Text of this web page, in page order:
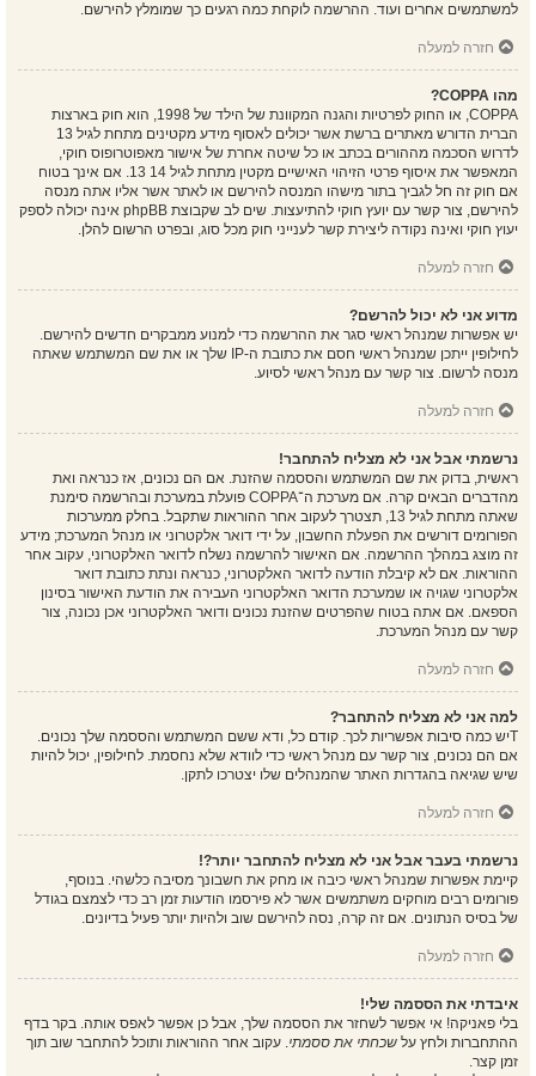
למשתמשים אחרים ועוד. ההרשמה לוקחת כמה רגעים כך שמומלץ להירשם.
חזרה למעלה
מהו COPPA?
COPPA, או החוק לפרטיות והגנה המקוונת של הילד של 1998, הוא חוק בארצות
הברית הדורש מאתרים ברשת אשר יכולים לאסוף מידע מקטינים מתחת לגיל 13
לדרוש הסכמה מההורים בכתב או כל שיטה אחרת של אישור מאפוטרופוס חוקי,
המאפשר את איסוף פרטי הזיהוי האישיים מקטין מתחת לגיל 14 13. אם אינך בטוח
אם חוק זה חל לגביך בתור מישהו המנסה להירשם או לאתר אשר אליו אתה מנסה
להירשם, צור קשר עם יועץ חוקי להתיעצות. שים לב שקבוצת phpBB אינה יכולה לספק
יעוץ חוקי ואינה נקודה ליצירת קשר לענייני חוק מכל סוג, ובפרט הרשום להלן.
חזרה למעלה
מדוע אני לא יכול להרשם?
יש אפשרות שמנהל ראשי סגר את ההרשמה כדי למנוע ממבקרים חדשים להירשם.
לחילופין ייתכן שמנהל ראשי חסם את כתובת ה-IP שלך או את שם המשתמש שאתה
מנסה לרשום. צור קשר עם מנהל ראשי לסיוע.
חזרה למעלה
נרשמתי אבל אני לא מצליח להתחבר!
ראשית, בדוק את שם המשתמש והססמה שהזנת. אם הם נכונים, אז כנראה ואת
מהדברים הבאים קרה. אם מערכת ה־COPPA פועלת במערכת ובהרשמה סימנת
שאתה מתחת לגיל 13, תצטרך לעקוב אחר ההוראות שתקבל. בחלק ממערכות
הפורומים דורשים את הפעלת החשבון, על ידי דואר אלקטרוני או מנהל המערכת; מידע
זה מוצג במהלך ההרשמה. אם האישור להרשמה נשלח לדואר האלקטרוני, עקוב אחר
ההוראות. אם לא קיבלת הודעה לדואר האלקטרוני, כנראה ונתת כתובת דואר
אלקטרוני שגויה או שמערכת הדואר האלקטרוני העבירה את הודעת האישור בסינון
הספאם. אם אתה בטוח שהפרטים שהזנת נכונים ודואר האלקטרוני אכן נכונה, צור
קשר עם מנהל המערכת.
חזרה למעלה
למה אני לא מצליח להתחבר?
Tיש כמה סיבות אפשריות לכך. קודם כל, ודא ששם המשתמש והססמה שלך נכונים.
אם הם נכונים, צור קשר עם מנהל ראשי כדי לוודא שלא נחסמת. לחילופין, יכול להיות
שיש שגיאה בהגדרות האתר שהמנהלים שלו יצטרכו לתקן.
חזרה למעלה
נרשמתי בעבר אבל אני לא מצליח להתחבר יותר?!
קיימת אפשרות שמנהל ראשי כיבה או מחק את חשבונך מסיבה כלשהי. בנוסף,
פורומים רבים מוחקים משתמשים אשר לא פירסמו הודעות זמן רב כדי לצמצם בגודל
של בסיס הנתונים. אם זה קרה, נסה להירשם שוב ולהיות יותר פעיל בדיונים.
חזרה למעלה
איבדתי את הססמה שלי!
בלי פאניקה! אי אפשר לשחזר את הססמה שלך, אבל כן אפשר לאפס אותה. בקר בדף
ההתחברות ולחץ על שכחתי את ססמתי. עקוב אחר ההוראות ותוכל להתחבר שוב תוך
זמן קצר.